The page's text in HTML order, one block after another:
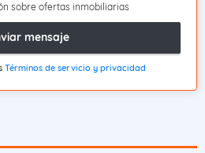
sobre ofertas inmobiliarias
mensaje
Términos de servicio y privacidad